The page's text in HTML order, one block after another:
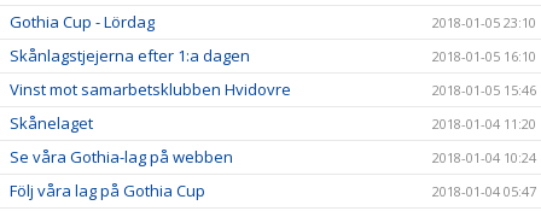
Gothia Cup - Lördag 2018-01-05 23:10
Skånlagstjejerna efter 1:a dagen 2018-01-05 16:10
Vinst mot samarbetsklubben Hvidovre 2018-01-05 15:46
Skånelaget 2018-01-04 11:20
Se våra Gothia-lag på webben 2018-01-04 10:24
Följ våra lag på Gothia Cup 2018-01-04 05:47